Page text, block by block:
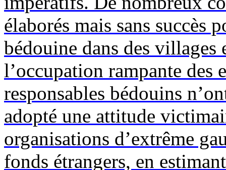
élaborés mais sans succès
bédouine dans des
l’occupation rampante des
responsables bédouins
adopté une attitude
organisations d’extrême
fonds étrangers, en